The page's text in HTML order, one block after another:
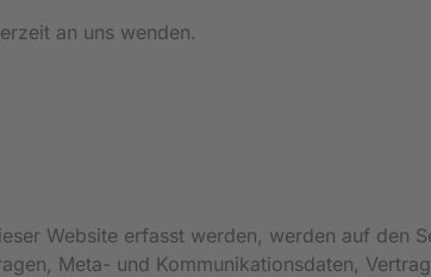
an uns wenden.
Website erfasst werden, werden auf den
Meta- und Kommunikationsdaten,